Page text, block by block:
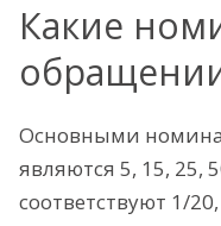
Какие
Основными
являются 5, 15, 25,
соответствуют 1/